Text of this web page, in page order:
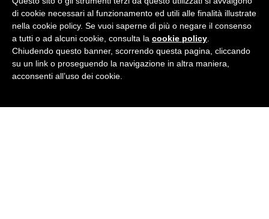
19/06/2023
Corsi per studenti di tutte le
di cookie necessari al funzionamento ed utili alle finalità illustrate
nella cookie policy. Se vuoi saperne di più o negare il consenso
a tutti o ad alcuni cookie, consulta la cookie policy
Chiudendo questo banner, scorrendo questa pagina, cliccando
su un link o proseguendo la navigazione in altra maniera,
acconsenti all’uso dei cookie.